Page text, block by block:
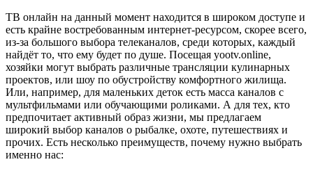
ТВ онлайн на данный момент находится в широком доступе и
есть крайне востребованным интернет-ресурсом, скорее всего,
из-за большого выбора телеканалов, среди которых, каждый
найдёт то, что ему будет по душе. Посещая yootv.online,
хозяйки могут выбрать различные трансляции кулинарных
проектов, или шоу по обустройству комфортного жилища.
Или, например, для маленьких деток есть масса каналов с
мультфильмами или обучающими роликами. А для тех, кто
предпочитает активный образ жизни, мы предлагаем
широкий выбор каналов о рыбалке, охоте, путешествиях и
прочих. Есть несколько преимуществ, почему нужно выбрать
именно нас: